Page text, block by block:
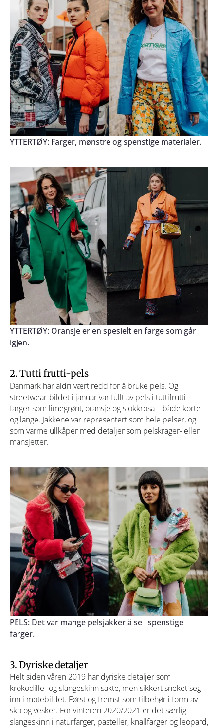
YTTERTØY: Farger, mønstre og spenstige materialer.
YTTERTØY: Oransje er en spesielt en farge som går
igjen.
2. Tutti frutti-pels
Danmark har aldri vært redd for å bruke pels. Og
streetwear-bildet i januar var fullt av pels i tuttifrutti-
farger som limegrønt, oransje og sjokkrosa – både korte
og lange. Jakkene var representert som hele pelser, og
som varme ullkåper med detaljer som pelskrager- eller
mansjetter.
PELS: Det var mange pelsjakker å se i spenstige
farger.
3. Dyriske detaljer
Helt siden våren 2019 har dyriske detaljer som
krokodille- og slangeskinn sakte, men sikkert sneket seg
inn i motebildet. Først og fremst som tilbehør i form av
sko og vesker. For vinteren 2020/2021 er det særlig
slangeskinn i naturfarger, pasteller, knallfarger og leopard,